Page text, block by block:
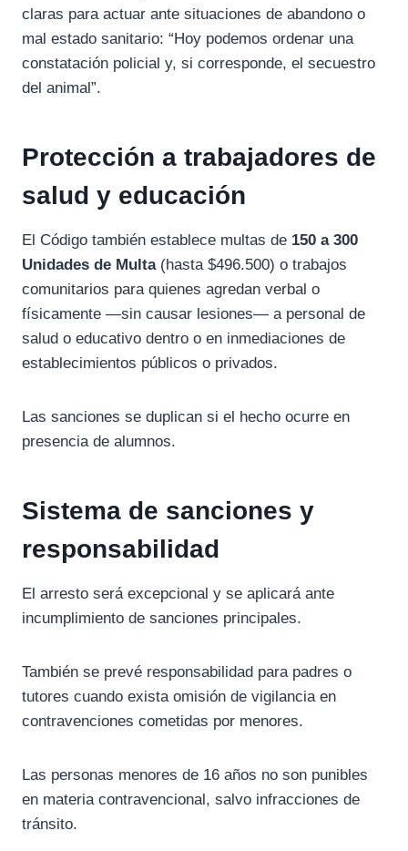
claras para actuar ante situaciones de abandono o
mal estado sanitario: “Hoy podemos ordenar una
constatación policial y, si corresponde, el secuestro
del animal”.
Protección a trabajadores de
salud y educación
El Código también establece multas de 150 a 300
Unidades de Multa(hasta $496.500) o trabajos
comunitarios para quienes agredan verbal o
físicamente —sin causar lesiones— a personal de
salud o educativo dentro o en inmediaciones de
establecimientos públicos o privados.
Las sanciones se duplican si el hecho ocurre en
presencia de alumnos.
Sistema de sanciones y
responsabilidad
El arresto será excepcional y se aplicará ante
incumplimiento de sanciones principales.
También se prevé responsabilidad para padres o
tutores cuando exista omisión de vigilancia en
contravenciones cometidas por menores.
Las personas menores de 16 años no son punibles
en materia contravencional, salvo infracciones de
tránsito.